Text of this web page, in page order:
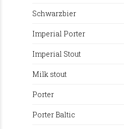
Schwarzbier
Imperial Porter
Imperial Stout
Milk stout
Porter
Porter Baltic